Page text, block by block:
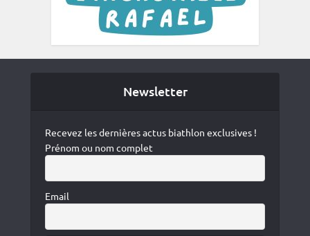
Newsletter
Recevez les dernières actus biathlon exclusives !
Prénom ou nom complet
Email